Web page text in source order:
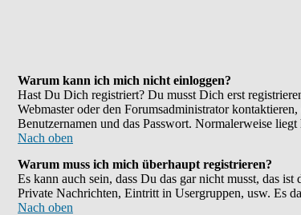
Warum kann ich mich nicht einloggen?
Hast Du Dich registriert? Du musst Dich erst
Webmaster oder den Forumsadministrator
Benutzernamen und das Passwort. Normalerweise
Nach oben
Warum muss ich mich überhaupt registrieren?
Es kann auch sein, dass Du das gar nicht musst, das
Private Nachrichten, Eintritt in Usergruppen, usw. Es
Nach oben